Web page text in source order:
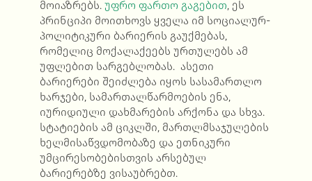
მოიაზრებს. უფრო ფართო გაგებით, ეს
პრინციპი მოითხოვს ყველა იმ სოციალურ-
პოლიტიკური ბარიერის გაუქმებას,
რომელიც მოქალაქეებს ურთულებს ამ
უფლებით სარგებლობას.ასეთი
ბარიერები შეიძლება იყოს სასამართლო
ხარჯები, სამართალწარმოების ენა,
იურიდიული დახმარების არქონა და სხვა.
სტატიების ამ ციკლში, მართლმსაჯულების
ხელმისაწვდომობაზე და ეთნიკური
უმცირესობებისთვის არსებულ
ბარიერებზე ვისაუბრებთ.